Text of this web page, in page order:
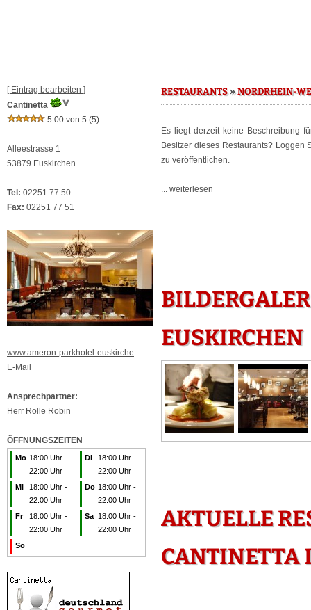
[ Eintrag bearbeiten ]
Cantinetta
5.00 von 5 (5)
Alleestrasse 1
53879 Euskirchen
Tel: 02251 77 50
Fax: 02251 77 51
www.ameron-parkhotel-euskirche
E-Mail
Ansprechpartner:
Herr Rolle Robin
ÖFFNUNGSZEITEN
Mo 18:00 Uhr -
22:00 Uhr
Di
18:00 Uhr -
22:00 Uhr
Mi
18:00 Uhr -
22:00 Uhr
Do 18:00 Uhr -
22:00 Uhr
Fr
18:00 Uhr -
22:00 Uhr
Sa 18:00 Uhr -
22:00 Uhr
So
RESTAURANTS»NORDRHEIN-
Es liegt derzeit keine Beschreibung
Besitzer dieses Restaurants? Loggen
zu veröffentlichen.
... weiterlesen
EUSKIRCHEN
AKTUELLE
CANTINETTA